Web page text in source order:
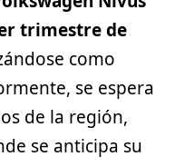
trimestre de
como
se espera
de la región,
se anticipa su